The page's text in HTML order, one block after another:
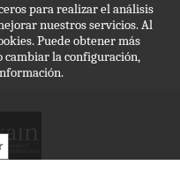
para realizar el análisis
nuestros servicios. Al
Puede obtener más
cambiar la configuración,